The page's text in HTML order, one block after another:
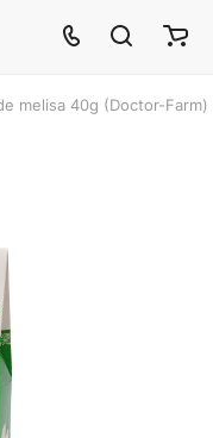
melisa 40g (Doctor-Farm)